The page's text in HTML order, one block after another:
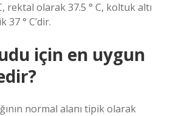
rektal olarak 37.5 ° C, koltuk altı
37 ° C’dir.
için en uygun
normal alanı tipik olarak